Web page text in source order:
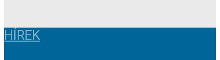
HÍREK